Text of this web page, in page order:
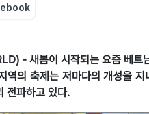
- 새봄이 시작되는 요즘 베트
역의 축제는 저마다의 개성을
전파하고 있다.